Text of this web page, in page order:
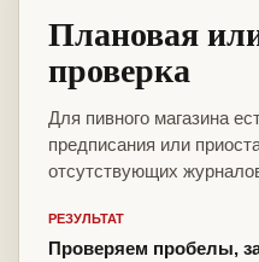
Плановая
проверка
Для пивного магазина
предписания или
отсутствующих
РЕЗУЛЬТАТ
Проверяем пробелы,